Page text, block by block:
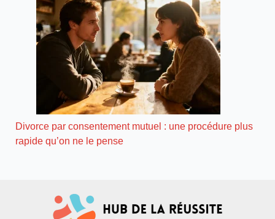
Divorce par consentement mutuel : une procédure plus
rapide qu’on ne le pense